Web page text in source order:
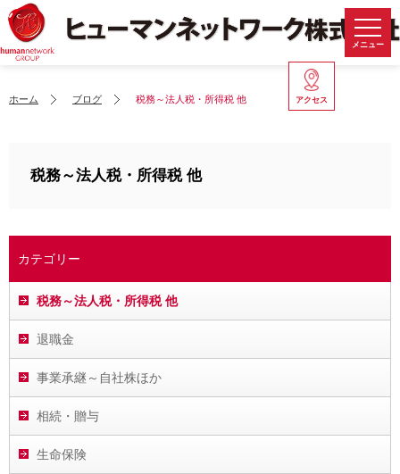
メニュー
アクセス
ホーム ブログ 税務～法人税・所得税 他
税務～法人税・所得税 他
カテゴリー
税務～法人税・所得税 他
退職金
事業承継～自社株ほか
相続・贈与
生命保険